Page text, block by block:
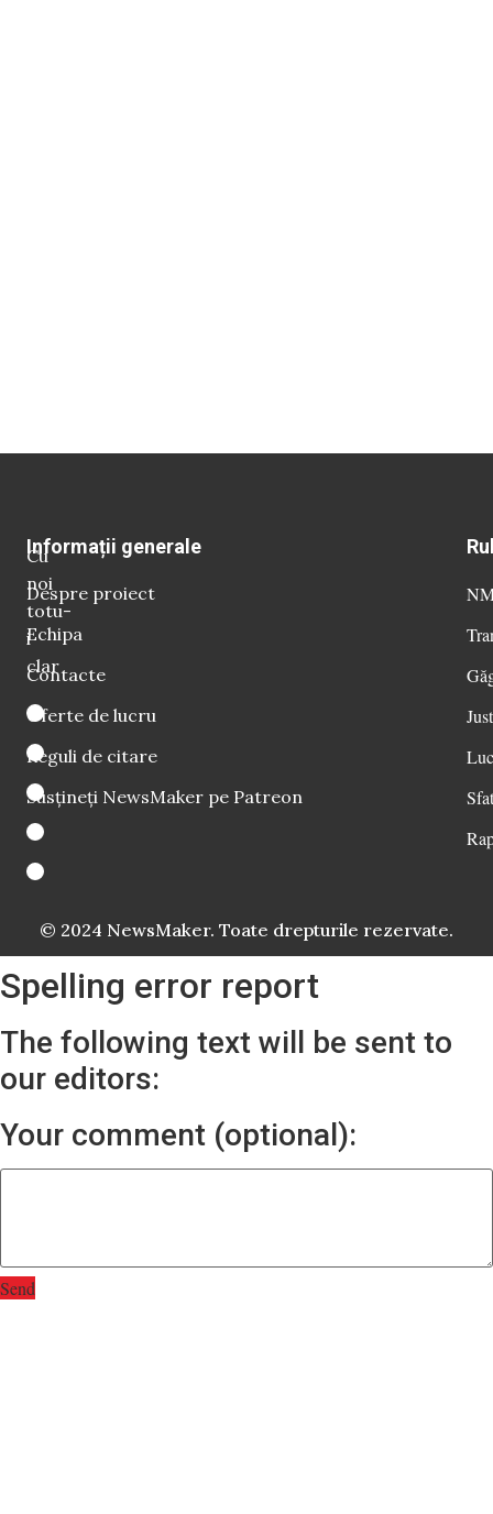
Cu
noi
totu-
i
clar
Informații generale
Despre proiect
Echipa
Contacte
Oferte de lucru
Reguli de citare
Susțineți NewsMaker pe Patreon
© 2024 NewsMaker. Toate drepturile rezervate.
Spelling error report
The following text will be sent to
our editors:
Your comment (optional):
Send